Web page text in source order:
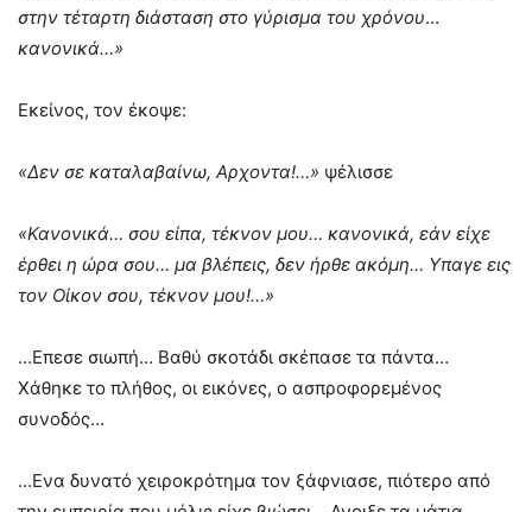
στην τέταρτη διάσταση στο γύρισμα του χρόνου…
κανονικά…»
Εκείνος, τον έκοψε:
«Δεν σε καταλαβαίνω, Αρχοντα!…» ψέλισσε
«Κανονικά… σου είπα, τέκνον μου… κανονικά, εάν είχε
έρθει η ώρα σου… μα βλέπεις, δεν ήρθε ακόμη… Υπαγε εις
τον Οίκον σου, τέκνον μου!…»
…Επεσε σιωπή… Βαθύ σκοτάδι σκέπασε τα πάντα…
Χάθηκε το πλήθος, οι εικόνες, ο ασπροφορεμένος
συνοδός…
…Ενα δυνατό χειροκρότημα τον ξάφνιασε, πιότερο από